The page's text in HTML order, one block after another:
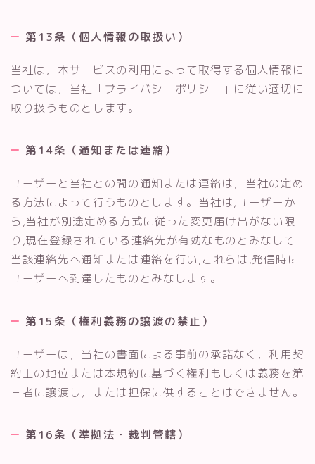
第13条（個人情報の取扱い）
当社は，本サービスの利用によって取得する個人情報に
ついては，当社「プライバシーポリシー」に従い適切に
取り扱うものとします。
第14条（通知または連絡）
ユーザーと当社との間の通知または連絡は，当社の定め
る方法によって行うものとします。当社は,ユーザーか
ら,当社が別途定める方式に従った変更届け出がない限
り,現在登録されている連絡先が有効なものとみなして
当該連絡先へ通知または連絡を行い,これらは,発信時に
ユーザーへ到達したものとみなします。
第15条（権利義務の譲渡の禁止）
ユーザーは，当社の書面による事前の承諾なく，利用契
約上の地位または本規約に基づく権利もしくは義務を第
三者に譲渡し，または担保に供することはできません。
第16条（準拠法・裁判管轄）